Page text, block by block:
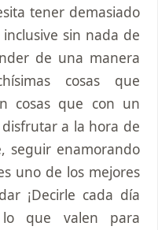
tener demasiado
sin nada de
de una manera
cosas que
cosas que con un
a la hora de
seguir enamorando
uno de los mejores
¡Decirle cada día
que valen para